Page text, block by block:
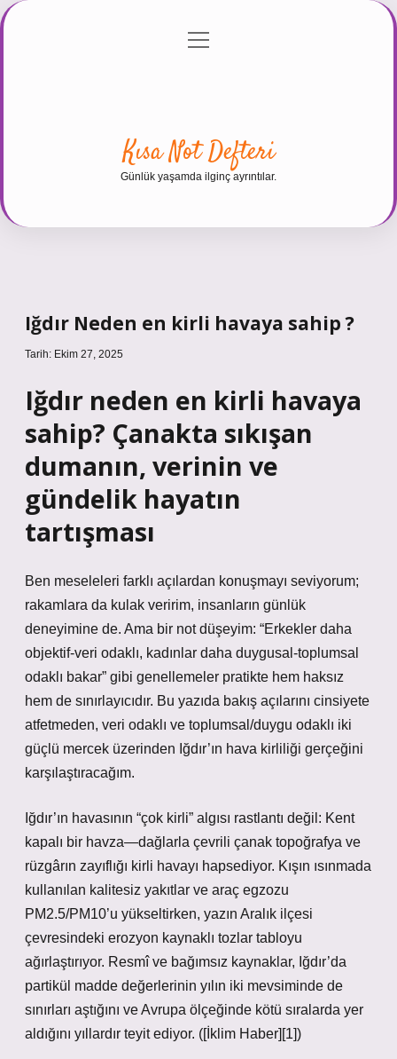
Gizlilik Politikası
menüyü
Kısa Not Defteri
Günlük yaşamda ilginç ayrıntılar.
Iğdır Neden en kirli havaya sahip ?
Tarih: Ekim 27, 2025
Iğdır neden en kirli havaya
sahip? Çanakta sıkışan
dumanın, verinin ve
gündelik hayatın
tartışması
Ben meseleleri farklı açılardan konuşmayı seviyorum;
rakamlara da kulak veririm, insanların günlük
deneyimine de. Ama bir not düşeyim: “Erkekler daha
objektif-veri odaklı, kadınlar daha duygusal-toplumsal
odaklı bakar” gibi genellemeler pratikte hem haksız
hem de sınırlayıcıdır. Bu yazıda bakış açılarını cinsiyete
atfetmeden, veri odaklı ve toplumsal/duygu odaklı iki
güçlü mercek üzerinden Iğdır’ın hava kirliliği gerçeğini
karşılaştıracağım.
Iğdır’ın havasının “çok kirli” algısı rastlantı değil: Kent
kapalı bir havza—dağlarla çevrili çanak topoğrafya ve
rüzgârın zayıflığı kirli havayı hapsediyor. Kışın ısınmada
kullanılan kalitesiz yakıtlar ve araç egzozu
PM2.5/PM10’u yükseltirken, yazın Aralık ilçesi
çevresindeki erozyon kaynaklı tozlar tabloyu
ağırlaştırıyor. Resmî ve bağımsız kaynaklar, Iğdır’da
partikül madde değerlerinin yılın iki mevsiminde de
sınırları aştığını ve Avrupa ölçeğinde kötü sıralarda yer
aldığını yıllardır teyit ediyor. ([İklim Haber][1])